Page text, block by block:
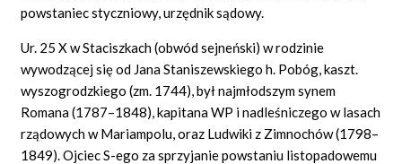
DYSKUSJA
Mapa
powstaniec styczniowy, urzędnik sądowy.
Ur. 25 X w Staciszkach (obwód sejneński) w rodzinie
wywodzącej się od Jana Staniszewskiego h. Pobóg, kaszt.
wyszogrodzkiego (zm. 1744), był najmłodszym synem
Romana (1787–1848), kapitana WP i nadleśniczego w lasach
rządowych w Mariampolu, oraz Ludwiki z Zimnochów (1798–
1849). Ojciec S-ego za sprzyjanie powstaniu listopadowemu